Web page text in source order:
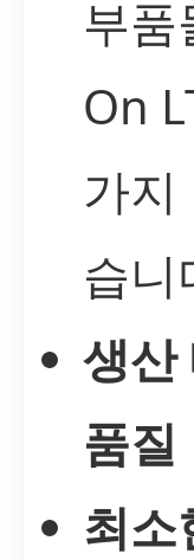
부
On
가지
습니
생산
품질
최소